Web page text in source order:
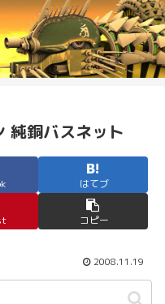
純銅バスネット
はてブ
コピー
2008.11.19